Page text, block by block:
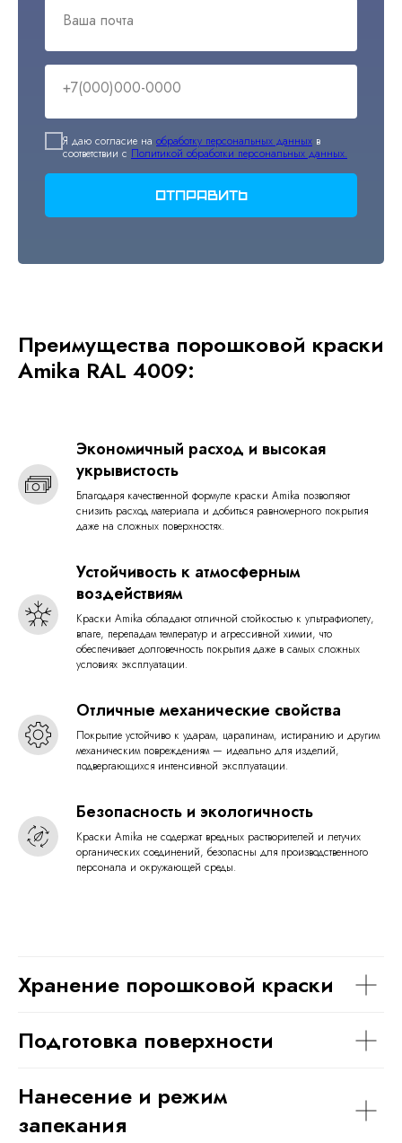
Ваша почта
+7(000)000-0000
Я даю согласие на обработку персональных данных в
соответствии с Политикой обработки персональных данных.
Отправить
Преимущества порошковой краски
Amika RAL 4009:
Экономичный расход и высокая
укрывистость
Благодаря качественной формуле краски Amika позволяют
снизить расход материала и добиться равномерного покрытия
даже на сложных поверхностях.
Устойчивость к атмосферным
воздействиям
Краски Amika обладают отличной стойкостью к ультрафиолету,
влаге, перепадам температур и агрессивной химии, что
обеспечивает долговечность покрытия даже в самых сложных
условиях эксплуатации.
Отличные механические свойства
Покрытие устойчиво к ударам, царапинам, истиранию и другим
механическим повреждениям — идеально для изделий,
подвергающихся интенсивной эксплуатации.
Безопасность и экологичность
Краски Amika не содержат вредных растворителей и летучих
органических соединений, безопасны для производственного
персонала и окружающей среды.
Хранение порошковой краски
Подготовка поверхности
Нанесение и режим
запекания